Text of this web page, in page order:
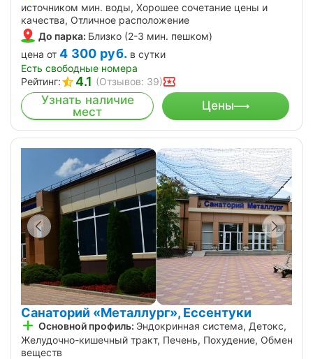
источником мин. воды, Хорошее сочетание цены и
качества, Отличное расположение
До парка: Близко (2-3 мин. пешком)
цена от 4 300 руб. в сутки
Есть свободные номера
Рейтинг:
4.1 (Отзывов: 39)
Узнать наличие
мест
Цены
Санаторий «Металлург», Ессентуки
Основной профиль: Эндокринная система, Детокс,
Желудочно-кишечный тракт, Печень, Похудение, Обмен
веществ